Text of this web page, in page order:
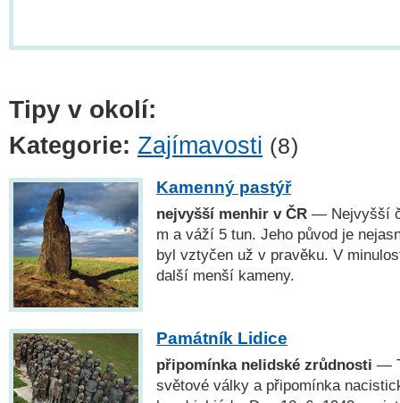
Tipy v okolí:
Kategorie: Zajímavosti (8)
Kamenný pastýř
nejvyšší menhir v ČR — Nejvyšší
m a váží 5 tun. Jeho původ je
byl vztyčen už v pravěku. V
další menší kameny.
Památník Lidice
připomínka nelidské zrůdnosti —
světové války a připomínka